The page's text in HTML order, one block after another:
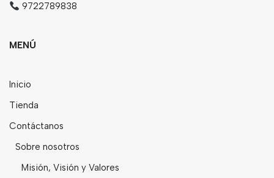
9722789838
MENÚ
Inicio
Tienda
Contáctanos
Sobre nosotros
Misión, Visión y Valores